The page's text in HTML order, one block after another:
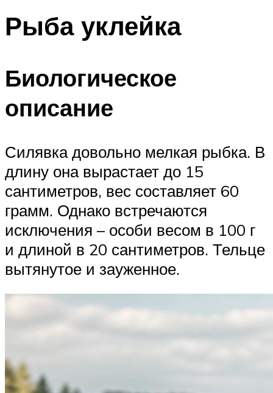
Рыба уклейка
Биологическое
описание
Силявка довольно мелкая рыбка. В
длину она вырастает до 15
сантиметров, вес составляет 60
грамм. Однако встречаются
исключения – особи весом в 100 г
и длиной в 20 сантиметров. Тельце
вытянутое и зауженное.